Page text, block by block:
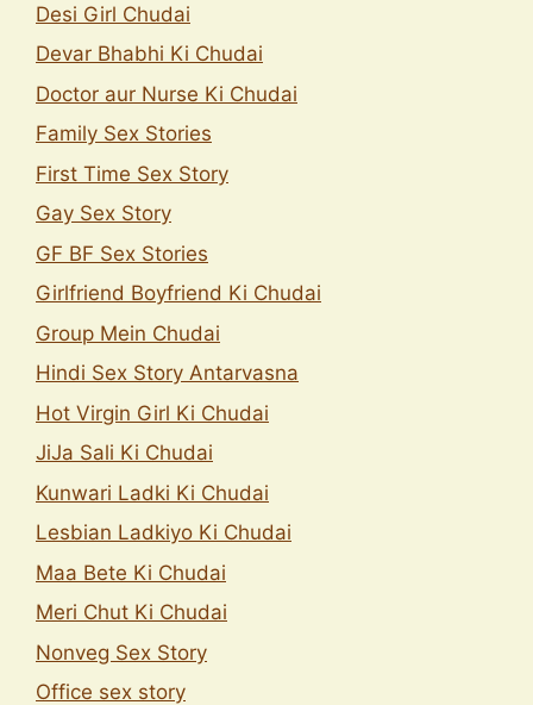
Desi Girl Chudai
Devar Bhabhi Ki Chudai
Doctor aur Nurse Ki Chudai
Family Sex Stories
First Time Sex Story
Gay Sex Story
GF BF Sex Stories
Girlfriend Boyfriend Ki Chudai
Group Mein Chudai
Hindi Sex Story Antarvasna
Hot Virgin Girl Ki Chudai
JiJa Sali Ki Chudai
Kunwari Ladki Ki Chudai
Lesbian Ladkiyo Ki Chudai
Maa Bete Ki Chudai
Meri Chut Ki Chudai
Nonveg Sex Story
Office sex story